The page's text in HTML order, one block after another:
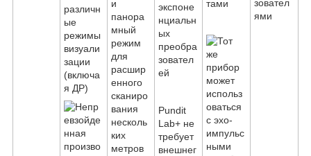
различн
ые
режимы
визуали
зации
(включа
я ДР)
и
панора
мный
режим
для
расшир
енного
сканиро
вания
несколь
ких
метров
Pundit
Lab+ не
требует
внешнег
тами
зовател
ями